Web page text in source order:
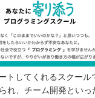
メリット
られている
決まるわけではない
まう
良いのか
スクールに違いはあ
トしてくれるスクール
れ、チーム開発とい